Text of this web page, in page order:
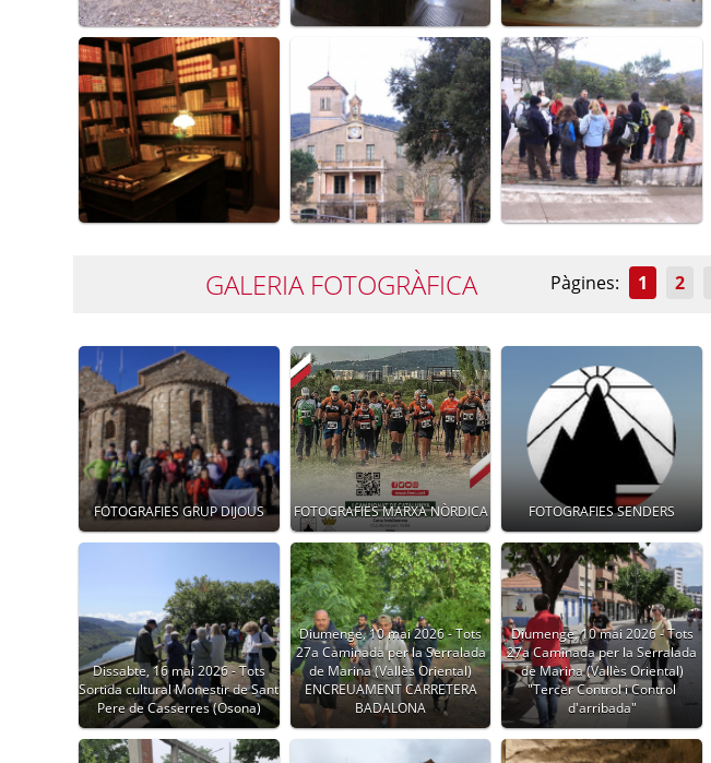
Pàgines: 1 2
GALERIA FOTOGRÀFICA
FOTOGRAFIES GRUP DIJOUS FOTOGRAFIES MARXA NÒRDICA FOTOGRAFIES SENDERS
Dissabte, 16 mai 2026 - Tots
Sortida cultural Monestir de Sant
Pere de Casserres (Osona)
Diumenge, 10 mai 2026 - Tots
27a Caminada per la Serralada
de Marina (Vallès Oriental)
ENCREUAMENT CARRETERA
BADALONA
Diumenge, 10 mai 2026 - Tots
27a Caminada per la Serralada
de Marina (Vallès Oriental)
"Tercer Control i Control
d'arribada"